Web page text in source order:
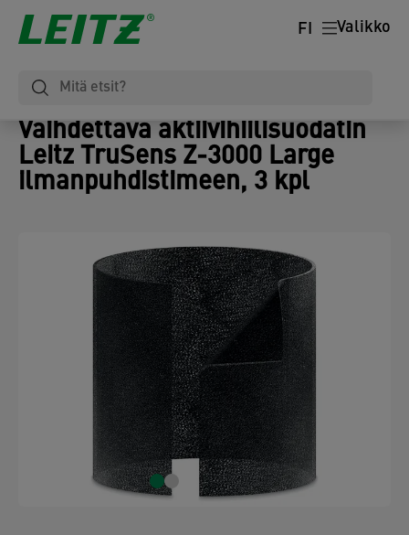
Valikko
FI
Vaihdettava aktiivihiilisuodatin
Leitz TruSens Z-3000 Large
ilmanpuhdistimeen, 3 kpl